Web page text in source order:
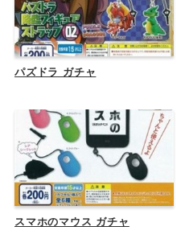
パズドラ ガチャ
スマホのマウス ガチャ